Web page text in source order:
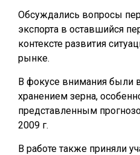
Обсуждались вопросы
экспорта в оставшийся
контексте развития
рынке.
В фокусе внимания были
хранением зерна,
представленным
2009 г.
В работе также приняли